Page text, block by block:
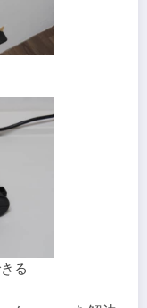
る